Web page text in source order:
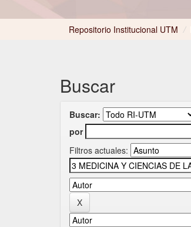
Repositorio Institucional UTM /
Buscar
Buscar:
por
Filtros actuales: